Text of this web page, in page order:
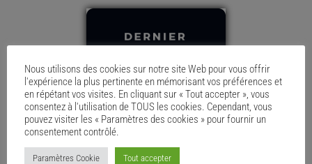
Nous utilisons des cookies sur notre site Web pour vous offrir
l'expérience la plus pertinente en mémorisant vos préférences et
en répétant vos visites. En cliquant sur « Tout accepter », vous
consentez à l'utilisation de TOUS les cookies. Cependant, vous
pouvez visiter les « Paramètres des cookies » pour fournir un
consentement contrôlé.
Paramètres Cookie Tout accepter